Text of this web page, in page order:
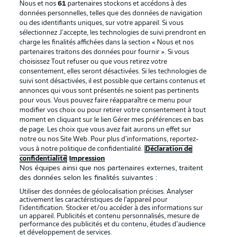
Football as it's meant to be
BUNDESLIGA APP
Proposé par
Nous et nos61 partenaires stockons et accédons à des
données personnelles, telles que des données de navigation
ou des identifiants uniques, sur votre appareil. Si vous
sélectionnez J'accepte, les technologies de suivi prendront en
charge les finalités affichées dans la section « Nous et nos
partenaires traitons des données pour fournir ». Si vous
choisissez Tout refuser ou que vous retirez votre
consentement, elles seront désactivées. Si les technologies de
suivi sont désactivées, il est possible que certains contenus et
annonces qui vous sont présentés ne soient pas pertinents
pour vous. Vous pouvez faire réapparaître ce menu pour
modifier vos choix ou pour retirer votre consentement à tout
moment en cliquant sur le lien Gérer mes préférences en bas
de page. Les choix que vous avez fait aurons un effet sur
notre ou nos Site Web. Pour plus d’informations, reportez-
vous à notre politique de confidentialité.
Déclaration de
confidentialité
Impression
Nos équipes ainsi que nos partenaires externes, traitent
des données selon les finalités suivantes :
Utiliser des données de géolocalisation précises. Analyser
activement les caractéristiques de l’appareil pour
l’identification. Stocker et/ou accéder à des informations sur
un appareil. Publicités et contenu personnalisés, mesure de
performance des publicités et du contenu, études d’audience
et développement de services.